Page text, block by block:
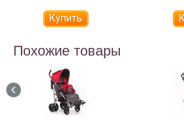
Похожие товары